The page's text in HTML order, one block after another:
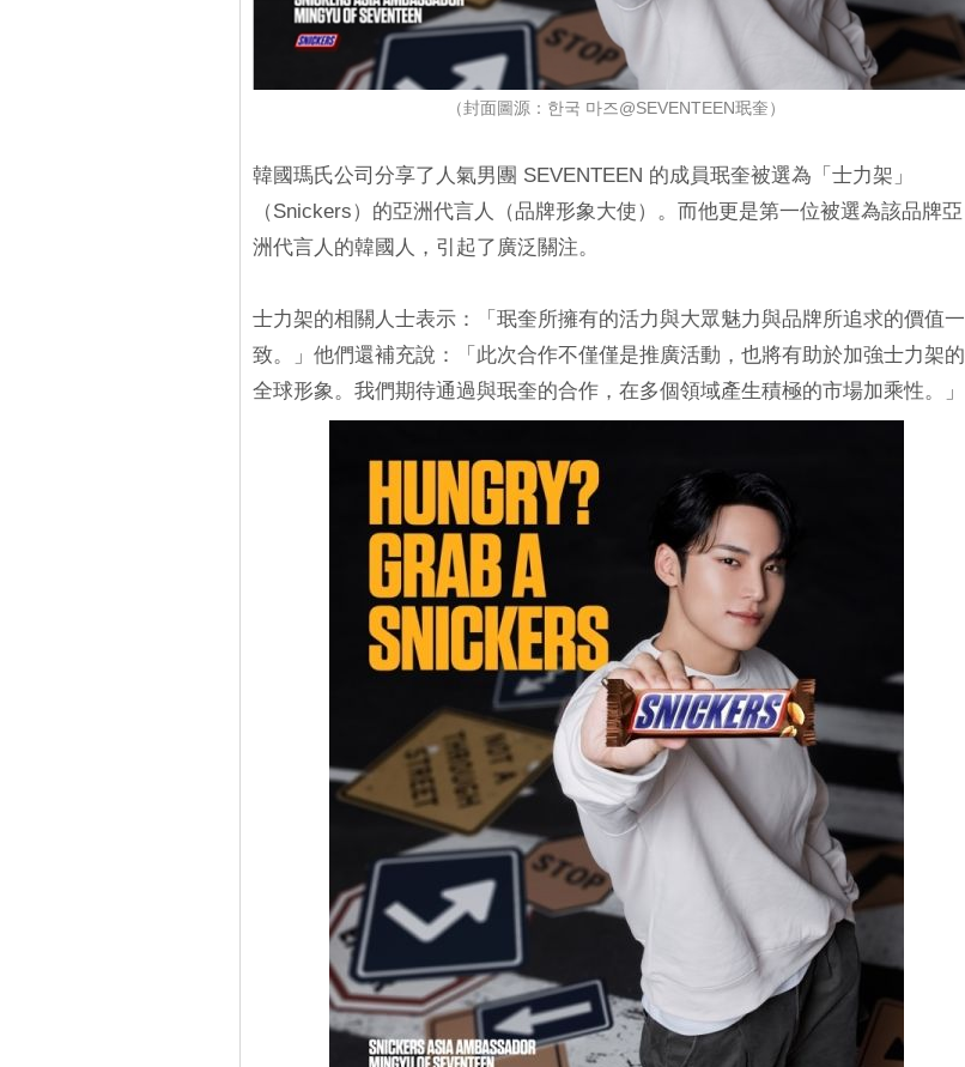
（封面圖源：한국 마즈@SEVENTEEN珉奎）
韓國瑪氏公司分享了人氣男團 SEVENTEEN 的成員珉奎被選為「士力架」
（Snickers）的亞洲代言人（品牌形象大使）。而他更是第一位被選為該品牌亞
洲代言人的韓國人，引起了廣泛關注。
士力架的相關人士表示：「珉奎所擁有的活力與大眾魅力與品牌所追求的價值一
致。」他們還補充說：「此次合作不僅僅是推廣活動，也將有助於加強士力架的
全球形象。我們期待通過與珉奎的合作，在多個領域產生積極的市場加乘性。」